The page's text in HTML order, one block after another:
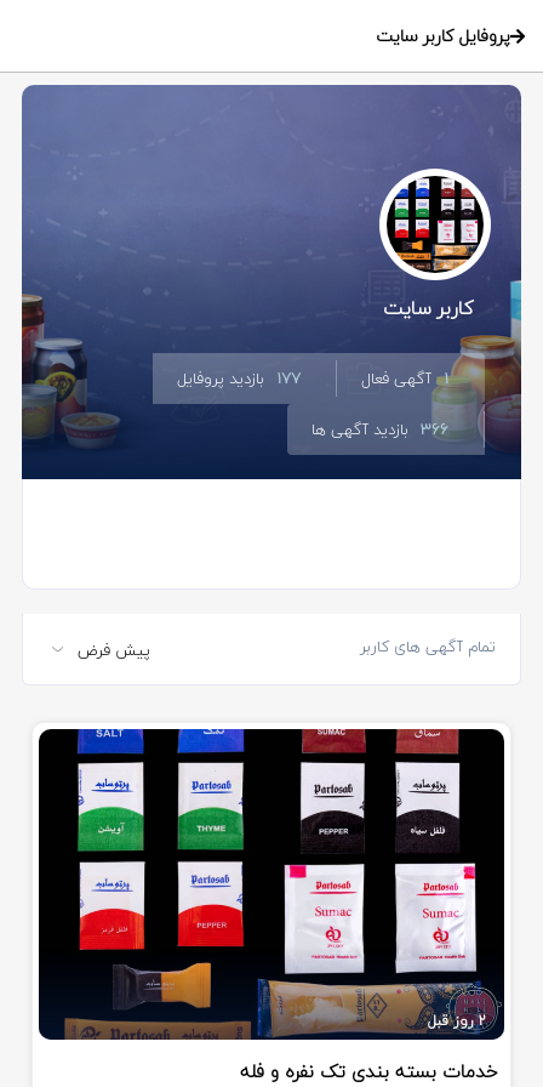
پروفایل کاربر سایت
کاربر سایت
1 آگهی فعال 177 بازدید پروفایل
366 بازدید آگهی ها
تمام آگهی های کاربر
2 روز قبل
خدمات بسته بندی تک نفره و فله